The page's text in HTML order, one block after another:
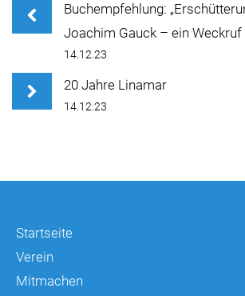
Buchempfehlung:
Joachim Gauck – ein Weckruf
14.12.23
20 Jahre Linamar
14.12.23
Startseite
Verein
Mitmachen